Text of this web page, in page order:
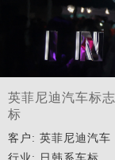
英菲尼迪汽车标
标
客户: 英菲尼迪汽车
行业: 日韩系车标